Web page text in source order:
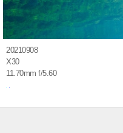
20210908
X30
11.70mm f/5.60